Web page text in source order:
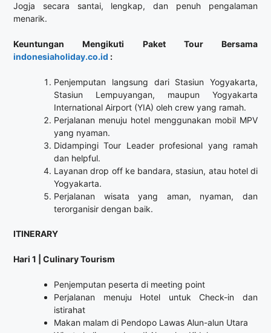
Jogja secara santai, lengkap, dan penuh pengalaman
menarik.
Keuntungan Mengikuti Paket Tour Bersama
indonesiaholiday.co.id :
Penjemputan langsung dari Stasiun Yogyakarta,
Stasiun Lempuyangan, maupun Yogyakarta
International Airport (YIA) oleh crew yang ramah.
Perjalanan menuju hotel menggunakan mobil MPV
yang nyaman.
Didampingi Tour Leader profesional yang ramah
dan helpful.
Layanan drop off ke bandara, stasiun, atau hotel di
Yogyakarta.
Perjalanan wisata yang aman, nyaman, dan
terorganisir dengan baik.
ITINERARY
Hari 1 | Culinary Tourism
Penjemputan peserta di meeting point
Perjalanan menuju Hotel untuk Check-in dan
istirahat
Makan malam di Pendopo Lawas Alun-alun Utara